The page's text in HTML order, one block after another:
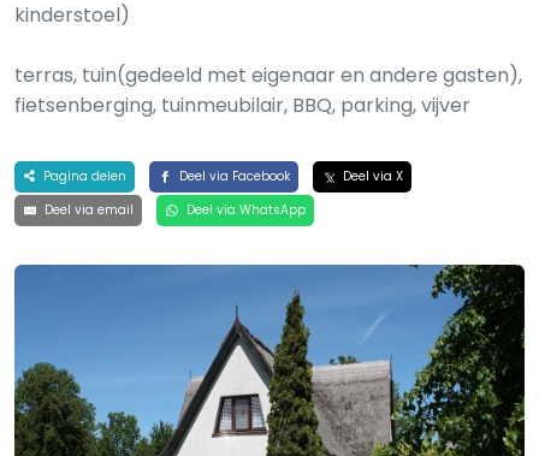
kinderstoel)
terras, tuin(gedeeld met eigenaar en andere gasten),
fietsenberging, tuinmeubilair, BBQ, parking, vijver
Pagina delen Deel via Facebook
Deel via X
Deel via email
Deel via WhatsApp